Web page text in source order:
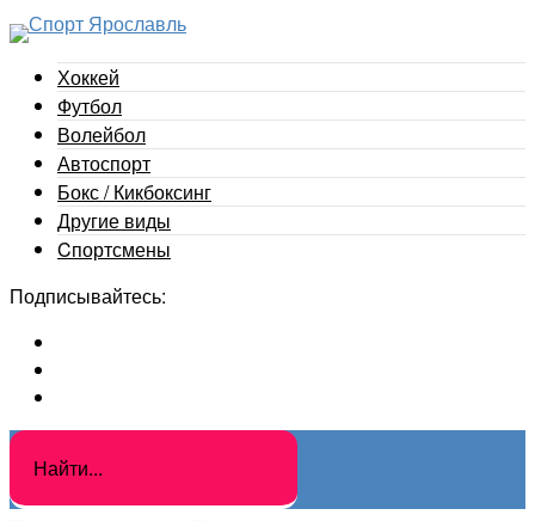
Хоккей
Футбол
Волейбол
Автоспорт
Бокс / Кикбоксинг
Другие виды
Cпортсмены
Подписывайтесь: